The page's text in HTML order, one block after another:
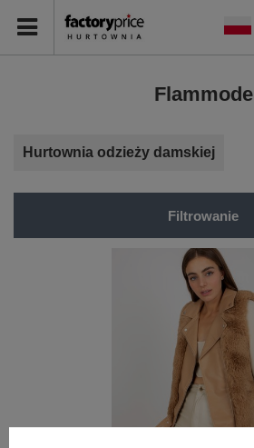
Flammode
Hurtownia odzieży damskiej
Filtrowanie